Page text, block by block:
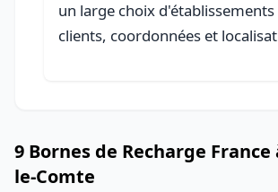
un large choix d'établissements
clients, coordonnées et
9 Bornes de Recharge
le-Comte